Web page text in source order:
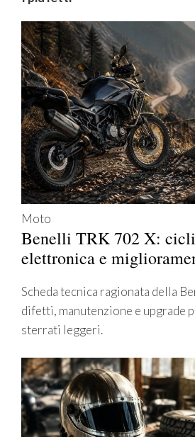
Moto
Benelli TRK 702 X:
elettronica e
Scheda tecnica ragionata della
difetti, manutenzione e upgrade
sterrati leggeri.